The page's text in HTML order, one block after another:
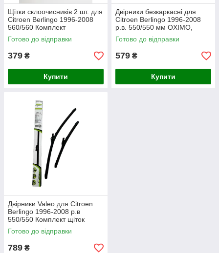
Щітки склоочисників 2 шт. для
Citroen Berlingo 1996-2008
560/560 Комплект
безкаркасних двірників Lavita
Готово до відправки
379 ₴
Купити
Двірники безкаркасні для
Citroen Berlingo 1996-2008
р.в. 550/550 мм OXIMO,
комплект склоочисників (2
шт)
Готово до відправки
579 ₴
Купити
Двірники Valeo для Citroen
Berlingo 1996-2008 р.в
550/550 Комплект щіток
склоочисника безкаркасних 2
шт.
Готово до відправки
789 ₴